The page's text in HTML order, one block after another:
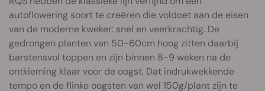
autoflowering soort te creëren die voldoet aan de eisen
van de moderne kweker: snel en veerkrachtig. De
gedrongen planten van 50-60cm hoog zitten daarbij
barstensvol toppen en zijn binnen 8-9 weken na de
ontkieming klaar voor de oogst. Dat indrukwekkende
tempo en de flinke oogsten van wel 150g/plant zijn te